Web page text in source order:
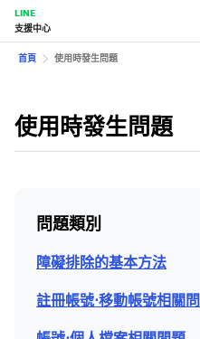
LINE
支援中心
首頁 使用時發生問題
使用時發生問題
問題類別
障礙排除的基本方法
註冊帳號⋅移動帳號相關